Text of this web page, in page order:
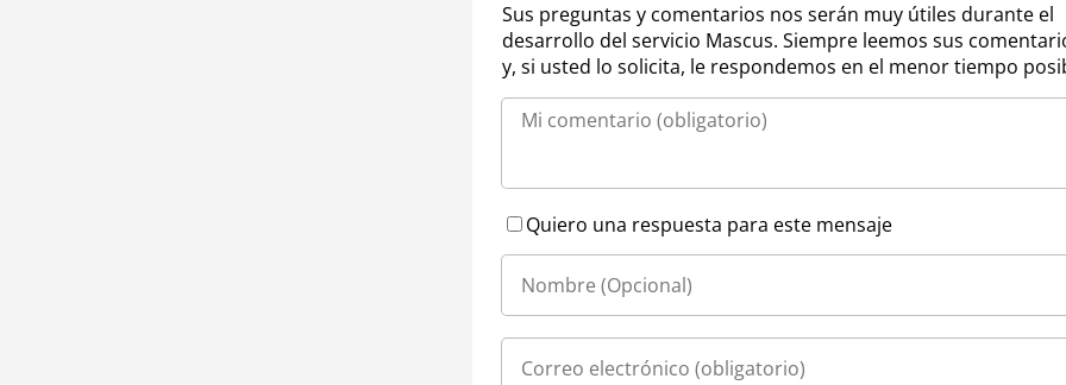
Sus preguntas y comentarios nos serán muy útiles durante el
desarrollo del servicio Mascus. Siempre leemos sus
y, si usted lo solicita, le respondemos en el menor tiempo
Quiero una respuesta para este mensaje